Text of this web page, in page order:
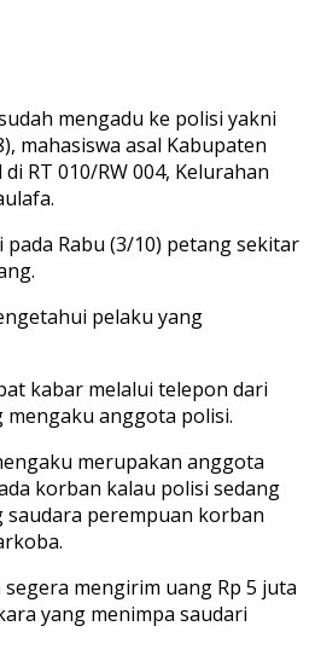
mengadu ke polisi yakni
mahasiswa asal Kabupaten
RT 010/RW 004, Kelurahan
Rabu (3/10) petang sekitar
pelaku yang
kabar melalui telepon dari
anggota polisi.
merupakan anggota
korban kalau polisi sedang
saudara perempuan korban
mengirim uang Rp 5 juta
yang menimpa saudari